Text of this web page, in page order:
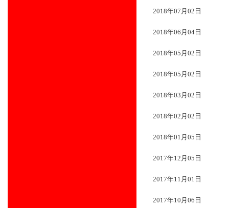
2018年07月02日
2018年06月04日
2018年05月02日
2018年05月02日
2018年03月02日
2018年02月02日
2018年01月05日
2017年12月05日
2017年11月01日
2017年10月06日